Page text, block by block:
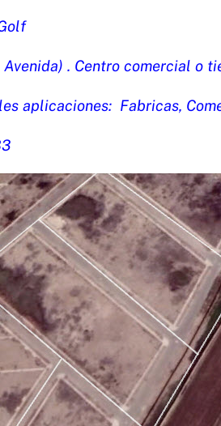
. Centro comercial o
aplicaciones: Fabricas,